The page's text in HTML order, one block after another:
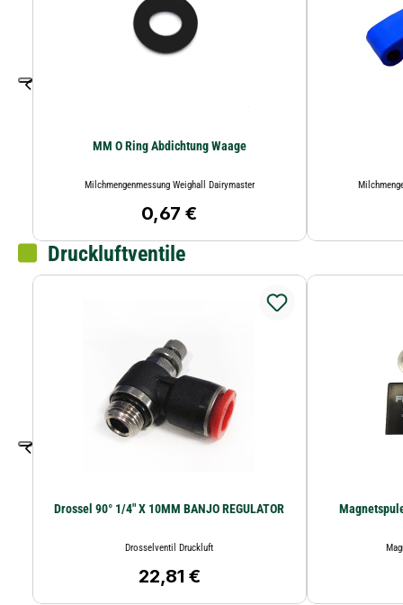
MM O Ring Abdichtung Waage
Milchmengenmessung Weighall Dairymaster
Regulärer Preis:
0,67 €
Druckluftventile
Drossel 90° 1/4" X 10MM BANJO REGULATOR
Drosselventil Druckluft
Regulärer Preis:
22,81 €